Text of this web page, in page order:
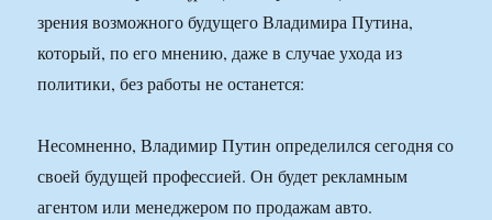
зрения возможного будущего Владимира Путина,
который, по его мнению, даже в случае ухода из
политики, без работы не останется:
Несомненно, Владимир Путин определился сегодня со
своей будущей профессией. Он будет рекламным
агентом или менеджером по продажам авто.